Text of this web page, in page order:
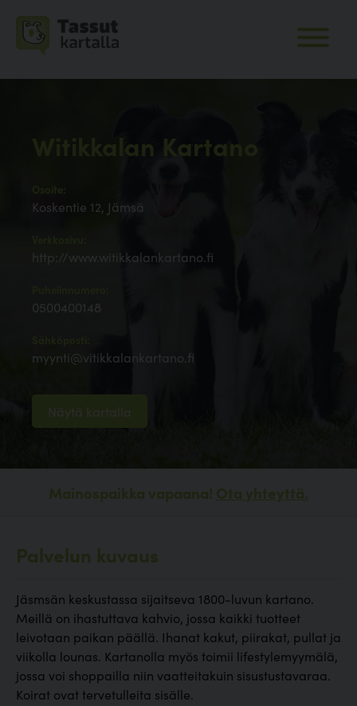
Witikkalan Kartano
Koskentie 12, Jämsä
http://www.witikkalankartano.fi
0500400148
myynti@vitikkalankartano.fi
Näytä kartalla
Mainospaikka vapaana! Ota yhteyttä.
Palvelun kuvaus
Jäsmsän keskustassa sijaitseva 1800-luvun kartano.
Meillä on ihastuttava kahvio, jossa kaikki tuotteet
leivotaan paikan päällä. Ihanat kakut, piirakat, pullat ja
viikolla lounas. Kartanolla myös toimii lifestylemyymälä,
jossa voi shoppailla niin vaatteitakuin sisustustavaraa.
Koirat ovat tervetulleita sisälle.